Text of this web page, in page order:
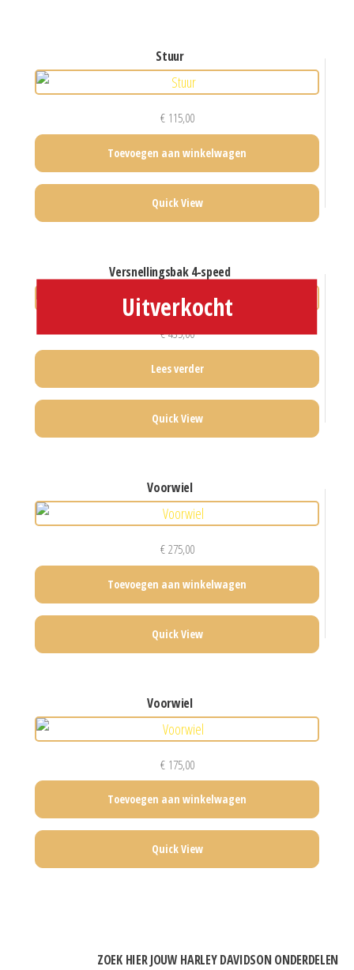
stuur
€115,00
Toevoegen aan winkelwagen
Quick View
versnellingsbak 4-speed
€435,00
Lees verder
Quick View
voorwiel
€275,00
Toevoegen aan winkelwagen
Quick View
voorwiel
€175,00
Toevoegen aan winkelwagen
Quick View
ZOEK HIER JOUW HARLEY DAVIDSON ONDERDELEN